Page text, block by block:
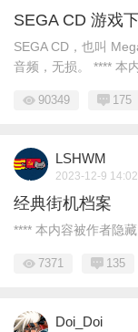
SEGA CD 游戏
SEGA CD，也叫
音频，无损。 **** 本
90349 175
LSHWM
2023-12-9 14:02
经典街机档案
**** 本内容被作者隐
7371 135
Doi_Doi